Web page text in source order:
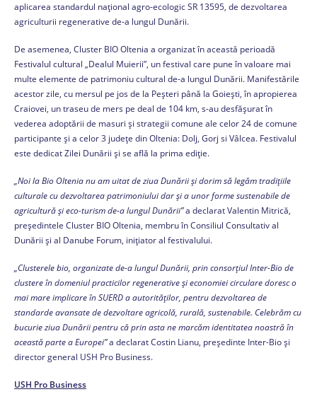
aplicarea standardul național agro-ecologic SR 13595, de dezvoltarea
agriculturii regenerative de-a lungul Dunării.
De asemenea, Cluster BIO Oltenia a organizat în această perioadă
Festivalul cultural „Dealul Muierii”, un festival care pune în valoare mai
multe elemente de patrimoniu cultural de-a lungul Dunării. Manifestările
acestor zile, cu mersul pe jos de la Peșteri până la Goiești, în apropierea
Craiovei, un traseu de mers pe deal de 104 km, s-au desfășurat în
vederea adoptării de masuri și strategii comune ale celor 24 de comune
participante și a celor 3 județe din Oltenia: Dolj, Gorj si Vâlcea. Festivalul
este dedicat Zilei Dunării și se află la prima ediție.
„Noi la Bio Oltenia nu am uitat de ziua Dunării și dorim să legăm tradițiile
culturale cu dezvoltarea patrimoniului dar și a unor forme sustenabile de
agricultură și eco-turism de-a lungul Dunării”a declarat Valentin Mitrică,
președintele Cluster BIO Oltenia, membru în Consiliul Consultativ al
Dunării și al Danube Forum, inițiator al festivalului.
„Clusterele bio, organizate de-a lungul Dunării, prin consorțiul Inter-Bio de
clustere în domeniul practicilor regenerative și economiei circulare doresc o
mai mare implicare în SUERD a autorităților, pentru dezvoltarea de
standarde avansate de dezvoltare agricolă, rurală, sustenabile. Celebrăm cu
bucurie ziua Dunării pentru că prin asta ne marcăm identitatea noastră în
această parte a Europei”a declarat Costin Lianu, președinte Inter-Bio și
director general USH Pro Business.
USH Pro Business